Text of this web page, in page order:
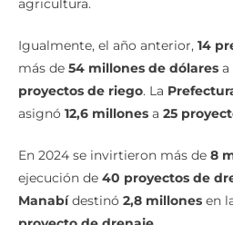
agricultura.
Igualmente, el año anterior, 14
más de 54 millones de dólares a
proyectos de riego. La
asignó 12,6 millones a 25
En 2024 se invirtieron más de 8
ejecución de 40 proyectos de
Manabídestinó 2,8 millones en